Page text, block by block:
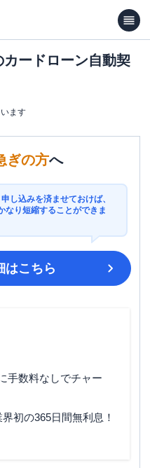
ードローン自動契
ます
ぎの方へ
し込みを済ませておけば、
なり短縮することができま
はこちら
手数料なしでチャー
初の365日間無利息！